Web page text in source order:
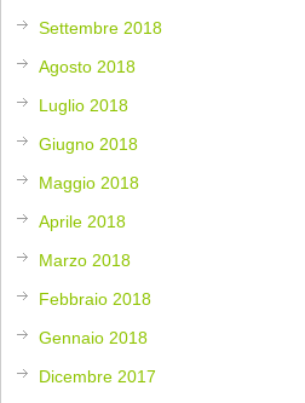
Settembre 2018
Agosto 2018
Luglio 2018
Giugno 2018
Maggio 2018
Aprile 2018
Marzo 2018
Febbraio 2018
Gennaio 2018
Dicembre 2017